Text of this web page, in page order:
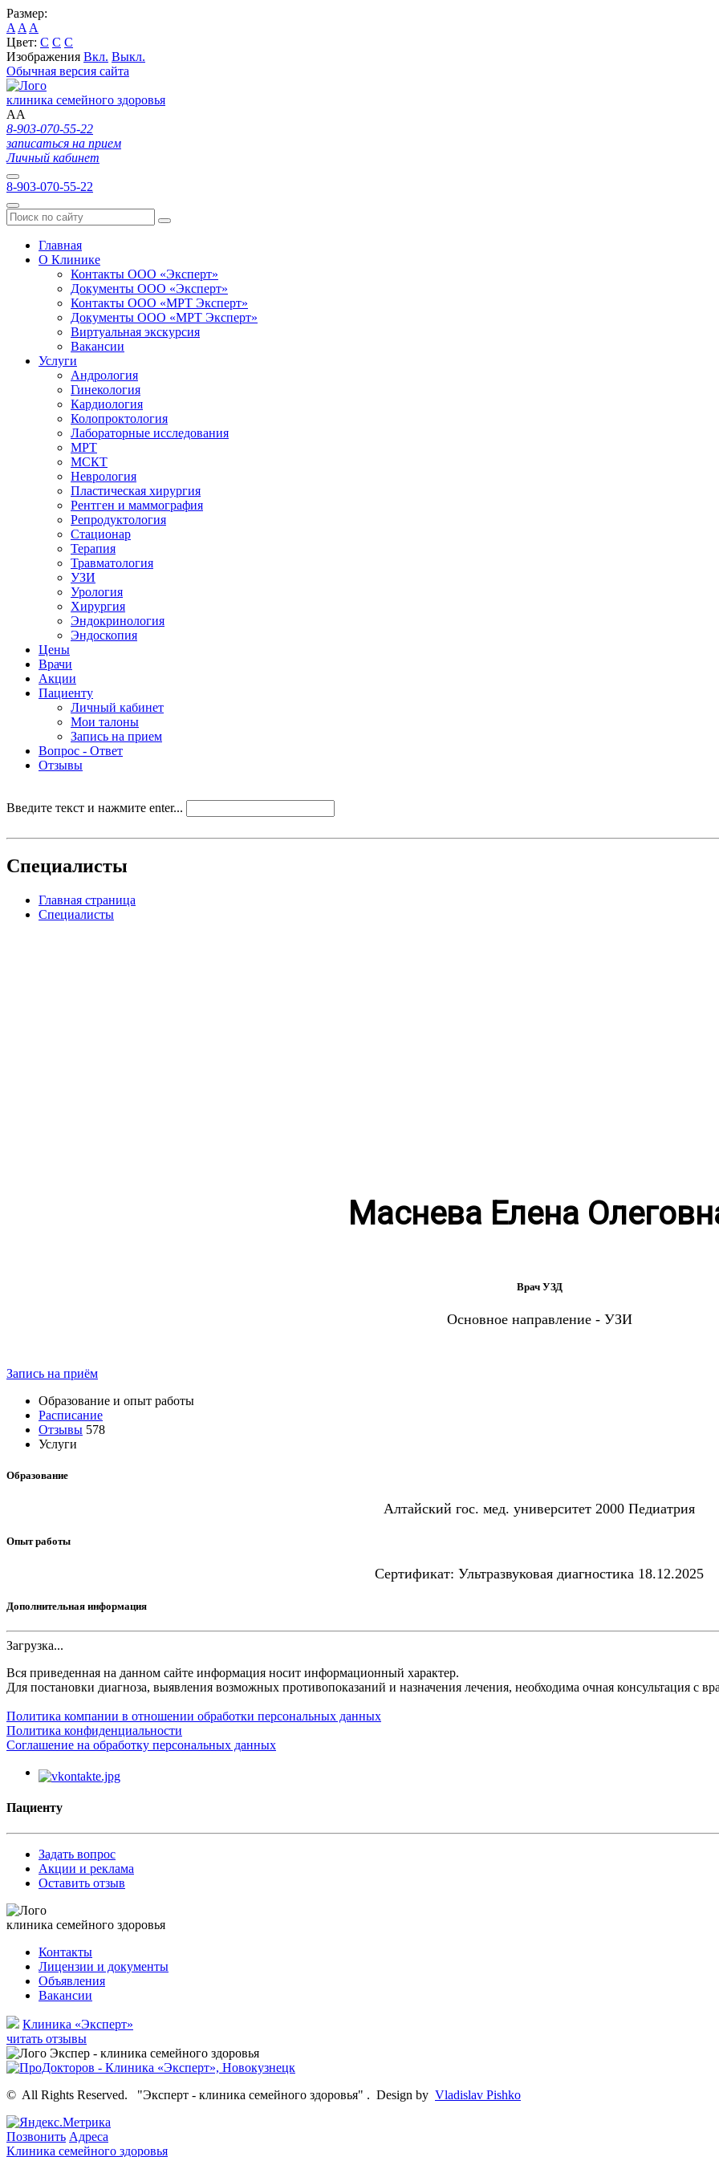
Размер:
A A A
Цвет: C C C
Изображения Вкл. Выкл.
Обычная версия сайта
клиника семейного здоровья
AA
8-903-070-55-22
записаться на прием
Личный кабинет
8-903-070-55-22
Главная
О Клинике
Контакты ООО «Эксперт»
Документы ООО «Эксперт»
Контакты ООО «МРТ Эксперт»
Документы ООО «МРТ Эксперт»
Виртуальная экскурсия
Вакансии
Услуги
Андрология
Гинекология
Кардиология
Колопроктология
Лабораторные исследования
МРТ
МСКТ
Неврология
Пластическая хирургия
Рентген и маммография
Репродуктология
Стационар
Терапия
Травматология
УЗИ
Урология
Хирургия
Эндокринология
Эндоскопия
Цены
Врачи
Акции
Пациенту
Личный кабинет
Мои талоны
Запись на прием
Вопрос - Ответ
Отзывы
Введите текст и нажмите enter...
Специалисты
Главная страница
Специалисты
Маснева Елена
Врач УЗД
Основное направление - УЗИ
Запись на приём
Образование и опыт работы
Расписание
Отзывы 578
Услуги
Образование
Алтайский гос. мед. университет 2000 Педиатрия
Опыт работы
Сертификат: Ультразвуковая диагностика 18.12.2025
Дополнительная информация
Загрузка...
Вся приведенная на данном сайте информация носит информационный характер.
Для постановки диагноза, выявления возможных противопоказаний и назначения лечения, необходима очная консультация с
Политика компании в отношении обработки персональных данных
Политика конфиденциальности
Соглашение на обработку персональных данных
Пациенту
Задать вопрос
Акции и реклама
Оставить отзыв
клиника семейного здоровья
Контакты
Лицензии и документы
Объявления
Вакансии
Клиника «Эксперт»
читать отзывы
© All Rights Reserved. "Эксперт - клиника семейного здоровья" . Design by Vladislav Pishko
Позвонить Адреса
Клиника семейного здоровья